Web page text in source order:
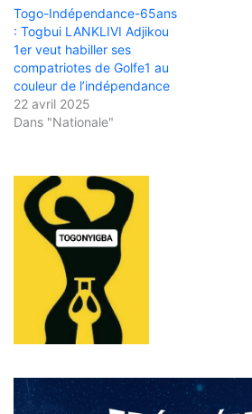
Togo-Indépendance-65ans
: Togbui LANKLIVI Adjikou
1er veut habiller ses
compatriotes de Golfe1 au
couleur de l’indépendance
22 avril 2025
Dans "Nationale"